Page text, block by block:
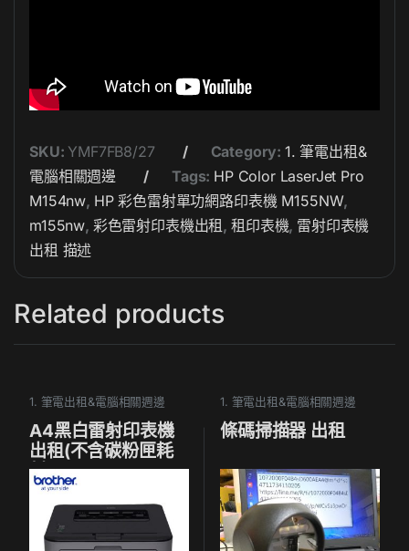
SKU: YMF7FB8/27 Category: 1. 筆電出租&
電腦相關週邊
Tags: HP Color LaserJet Pro
M154nw, HP 彩色雷射單功網路印表機 M155NW,
m155nw, 彩色雷射印表機出租 , 租印表機, 雷射印表機
出租 描述
Related products
1. 筆電出租&電腦相關週邊
A4黑白雷射印表機
出租(不含碳粉匣耗
材)
1. 筆電出租&電腦相關週邊
條碼掃描器 出租